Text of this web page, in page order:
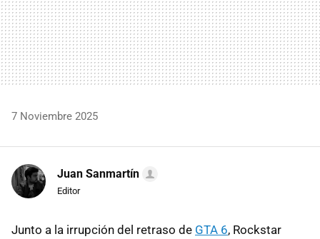
7 Noviembre 2025
Juan Sanmartín
Editor
Junto a la irrupción del retraso de GTA 6, Rockstar